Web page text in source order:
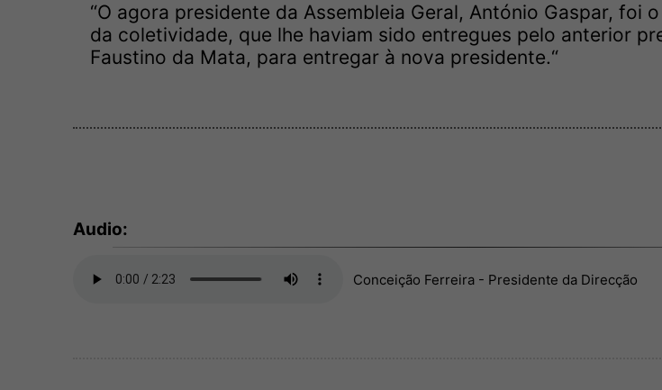
“O agora presidente da Assembleia Geral, António Gaspar, foi
da coletividade, que lhe haviam sido entregues pelo anterior
Faustino da Mata, para entregar à nova presidente.“
Audio:
Conceição Ferreira - Presidente da Direcção